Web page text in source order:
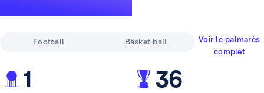
Football Basket-ball
Voir le palmarès
complet
1 36